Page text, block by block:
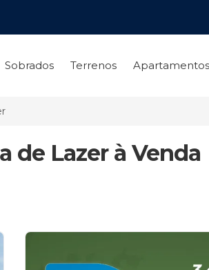
Sobrados Terrenos Apartamentos
de Lazer à Venda